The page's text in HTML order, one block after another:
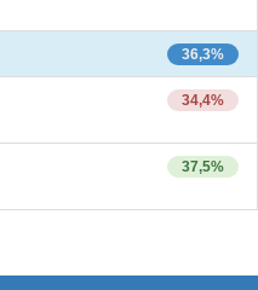
36,3%
34,4%
37,5%